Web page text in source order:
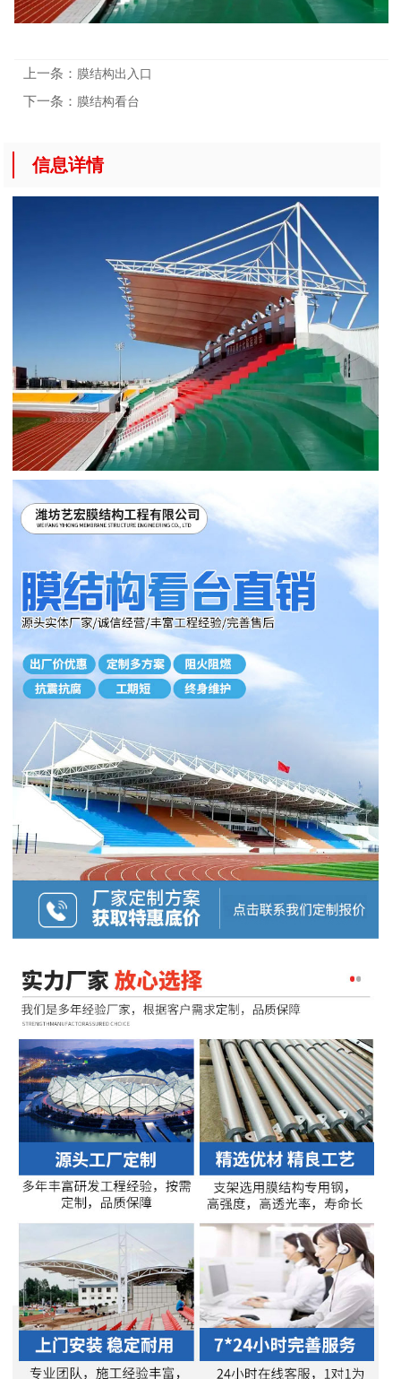
上一条： 膜结构出入口
下一条： 膜结构看台
信息详情